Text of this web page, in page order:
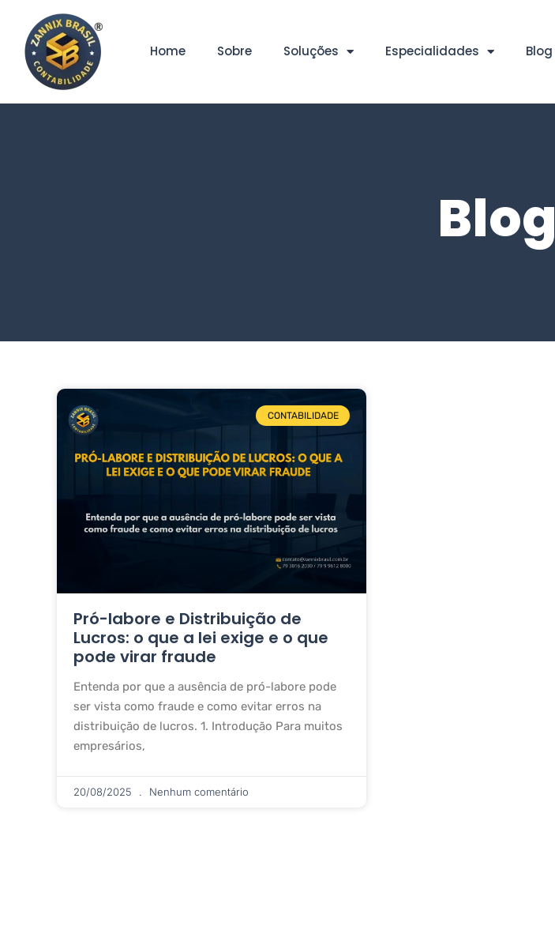
Home Sobre Soluções Especialidades Blog
Blog
CONTABILIDADE
Pró-labore e Distribuição de
Lucros: o que a lei exige e o que
pode virar fraude
Entenda por que a ausência de pró-labore pode
ser vista como fraude e como evitar erros na
distribuição de lucros. 1. Introdução Para muitos
empresários,
20/08/2025 Nenhum comentário